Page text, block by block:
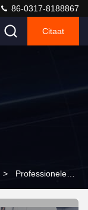
86-0317-8188867
Citaat
> Professionele